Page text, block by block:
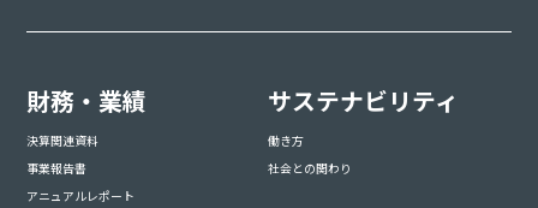
財務・業績
決算関連資料
事業報告書
アニュアルレポート
サステナビリティ
働き方
社会との関わり